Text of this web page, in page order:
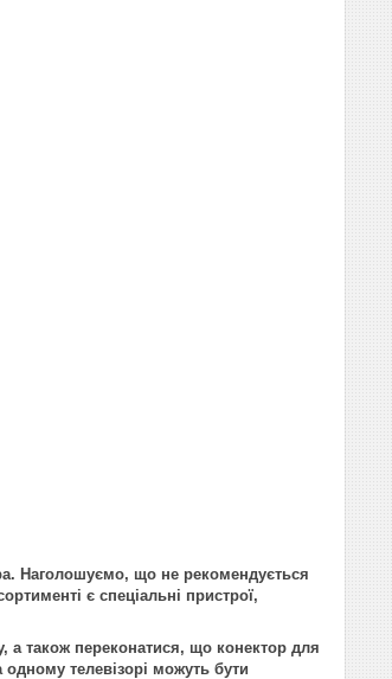
Наголошуємо, що не рекомендується
є спеціальні пристрої,
а також переконатися, що конектор для
телевізорі можуть бути